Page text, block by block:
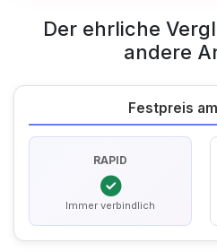
Der ehrliche
andere
Festpreis
RAPID
Immer verbindlich